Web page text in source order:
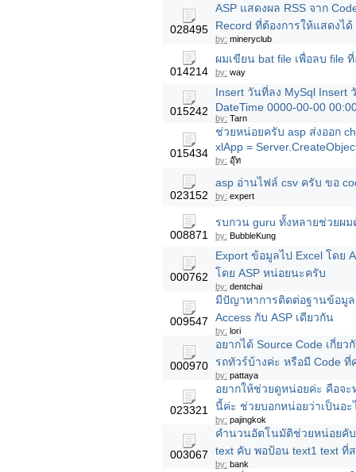
028495
ASP แสดงผล RSS จาก
Record ที่ต้องการให้แสดงไ
by: mineryclub
014214
ผมเขียน bat file เพื่อลบ file
by: way
015242
Insert วันที่ลง MySql Insert
DateTime 0000-00-00
by: Tarn
015434
ช่วยหน่อยครับ asp ส่งออก
xlApp =
by: อุ๊ท
023152
asp อ่านไฟล์ csv ครับ ขอ
by: expert
008871
รบกวน guru ทั้งหลายช่วยผม
by: BubbleKung
000762
Export ข้อมูลไป Excel โดย
โดย ASP หน่อยนะครับ
by: dentchai
009547
มีปัญาหาการติดต่อฐานข้อมู
Access กับ ASP เดียวกัน
by: lori
000970
อยากได้ Source Code เกี่ย
รถทัวร์บ้างค่ะ หรือมี Code
by: pattaya
023321
อยากให้ช่วยดูหน่อยค่ะ คือจ
นี้ค่ะ ช่วยบอกหน่อยว่าเป็นอะ
by: pajingkok
003067
คำนวนอัตโนมัติช่วยหน่อยคั
text คับ พอป้อน text1 text ที่
by: bank